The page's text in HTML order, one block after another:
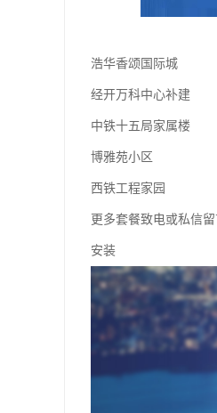
浩华香颂国际城
经开万科中心补建
中铁十五局家属楼
博雅苑小区
西铁工程家园
更多套餐致电或私信
安装